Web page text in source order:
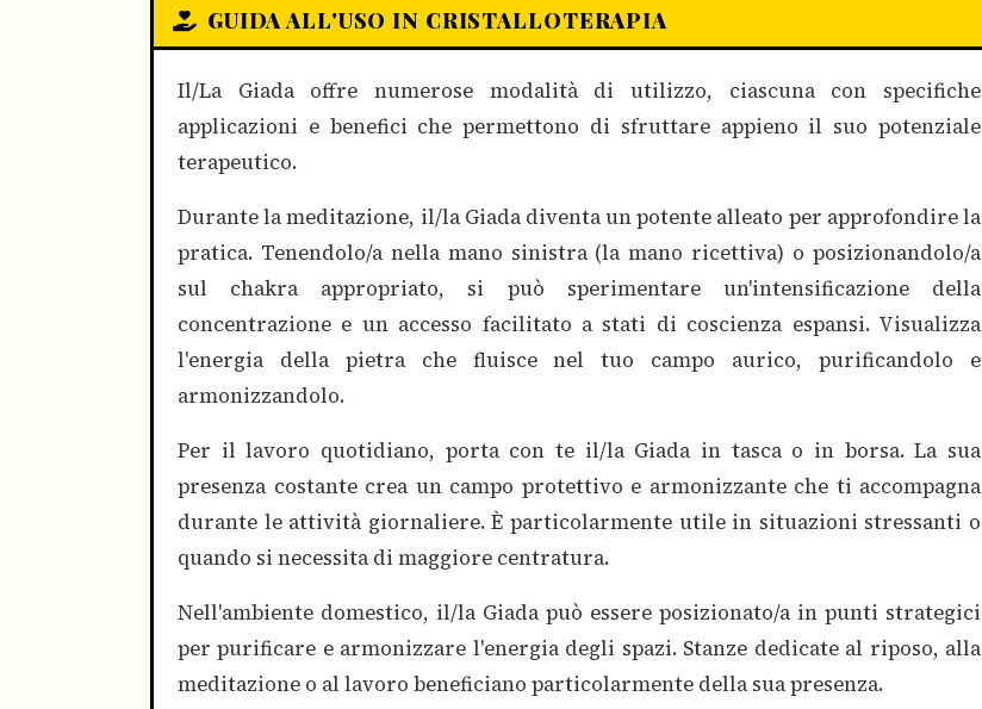
GUIDA ALL'USO IN CRISTALLOTERAPIA
Il/La Giada offre numerose modalità di utilizzo, ciascuna con specifiche
applicazioni e benefici che permettono di sfruttare appieno il suo potenziale
terapeutico.
Durante la meditazione, il/la Giada diventa un potente alleato per approfondire la
pratica. Tenendolo/a nella mano sinistra (la mano ricettiva) o posizionandolo/a
sul chakra appropriato, si può sperimentare un'intensificazione della
concentrazione e un accesso facilitato a stati di coscienza espansi. Visualizza
l'energia della pietra che fluisce nel tuo campo aurico, purificandolo e
armonizzandolo.
Per il lavoro quotidiano, porta con te il/la Giada in tasca o in borsa. La sua
presenza costante crea un campo protettivo e armonizzante che ti accompagna
durante le attività giornaliere. È particolarmente utile in situazioni stressanti o
quando si necessita di maggiore centratura.
Nell'ambiente domestico, il/la Giada può essere posizionato/a in punti strategici
per purificare e armonizzare l'energia degli spazi. Stanze dedicate al riposo, alla
meditazione o al lavoro beneficiano particolarmente della sua presenza.